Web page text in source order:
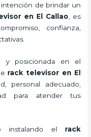
de brindar un
en El Callao , es
confianza,
y posicionada en el
rack televisor en El
personal adecuado,
para atender tus
instalando el rack